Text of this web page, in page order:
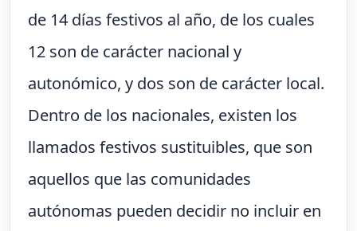
de 14 días festivos al año, de los cuales
12 son de carácter nacional y
autonómico, y dos son de carácter local.
Dentro de los nacionales, existen los
llamados festivos sustituibles, que son
aquellos que las comunidades
autónomas pueden decidir no incluir en